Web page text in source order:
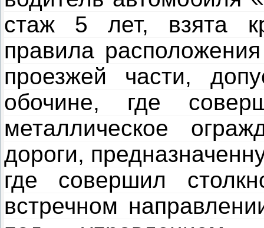
стаж 5 лет, взята
правила
проезжей части,
обочине, где
металлическое
дороги,
где совершил
встречном